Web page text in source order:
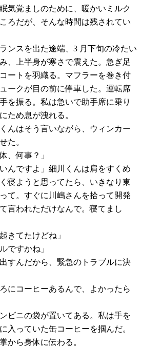
気覚ましのために、暖かいミルク
ろだが、そんな時間は残されてい
ンスを出た途端、3 月下旬の冷たい
、上半身が寒さで震えた。急ぎ足
ートを羽織る。マフラーを巻き付
ークが目の前に停車した。運転席
を振る。私は急いで助手席に乗り
ため息が洩れる。
んはそう言いながら、ウィンカー
た。
、何事？」
んですよ」細川くんは肩をすくめ
寝ようと思ってたら、いきなり東
て。すぐに川嶋さんを拾って開発
言われただけなんで。寝てまし
きてたけどね」
ですかね」
すんだから、緊急のトラブルに決
にコーヒーあるんで、よかったら
ビニの袋が置いてある。私は手を
入っていた缶コーヒーを掴んだ。
から身体に伝わる。